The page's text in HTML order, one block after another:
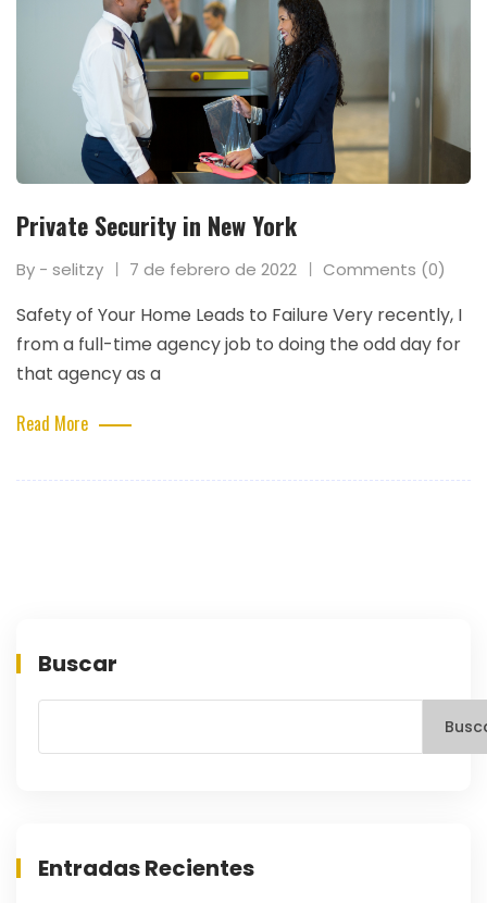
Private Security in New York
By - selitzy 7 de febrero de 2022 Comments (0)
Safety of Your Home Leads to Failure Very recently, I
from a full-time agency job to doing the odd day for
that agency as a
Read More
Buscar
Entradas Recientes